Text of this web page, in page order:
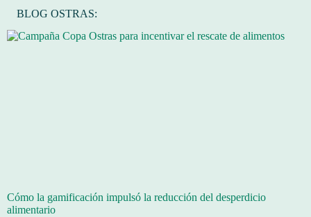
BLOG OSTRAS:
Cómo la gamificación impulsó la reducción del desperdicio
alimentario